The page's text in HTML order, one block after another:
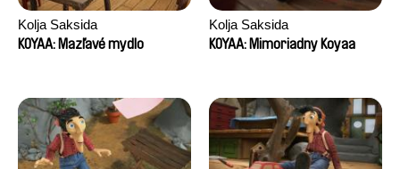
Kolja Saksida
KOYAA: Mazľavé mydlo
Kolja Saksida
KOYAA: Mimoriadny Koyaa